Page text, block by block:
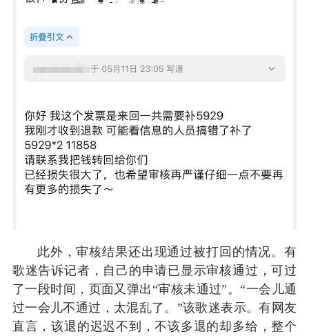
此外，审核结果还出现通过被打回的情况。有
歌迷告诉记者，自己的申请已显示审核通过，可过
了一段时间，页面又弹出“审核未通过”。“一会儿通
过一会儿不通过，太混乱了。”该歌迷表示。有网友
直言，该退的迟迟不到，不该多退的却多给，整个